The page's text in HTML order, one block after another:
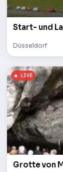
Start- und
Düsseldorf
Grotte von